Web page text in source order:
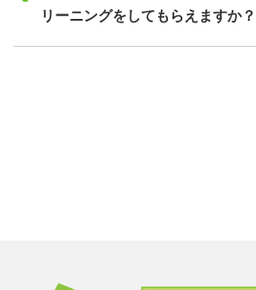
リーニングをしてもらえますか？